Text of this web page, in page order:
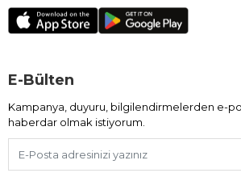
E-Bülten
Kampanya, duyuru, bilgilendirmelerden e-
haberdar olmak istiyorum.